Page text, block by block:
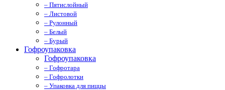
– Пятислойный
– Листовой
– Рулонный
– Белый
– Бурый
Гофроупаковка
Гофроупаковка
– Гофротара
– Гофролотки
– Упаковка для пиццы